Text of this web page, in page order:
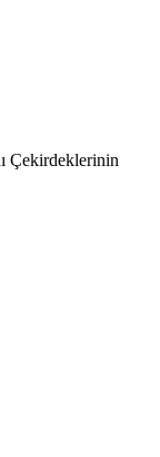
Çekirdeklerinin